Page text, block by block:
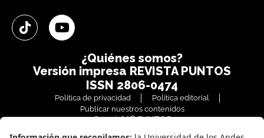
¿Quiénes somos?
Versión impresa REVISTA PUNTOS
ISSN 2806-0474
Política de privacidad
Política editorial
Publicar nuestros contenidos
Copyright© PUNTOS